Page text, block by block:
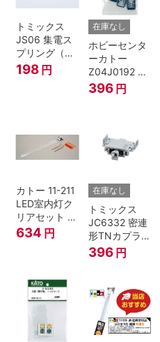
トミックス
JS06 集電ス
プリング（Ｌ
=7.5mm・4個
入） 鉄道模型
198 円
在庫なし
ホビーセンタ
ーカトー
Z04J0192 ク
モハ115 横須
賀色 ジャンパ
396 円
カトー 11-211
LED室内灯ク
リアセット N
ゲージ
634 円
在庫なし
トミックス
JC6332 密連
形TNカプラー
(SPグレー電
連付・211系)
396 円